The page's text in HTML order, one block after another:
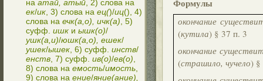
на атай, атый , 2) слова на
ек/ик , 3) слова на ец()/иц(), 4)
слова на ечк(а,о), ичк(а) , 5)
суфф. ишк и ышк(о)/
ушк(а,и)/юшк(а,о), ешек/
ушек/ышек , 6) суфф. инств/
енств , 7) суфф. ив(о)/ев(о)
8) слова на емость/имость
9) слова на ение/яние(ание),
Формулы
окончание
(кутила) § 37 п. 3
окончание
(страшило, чучело) §